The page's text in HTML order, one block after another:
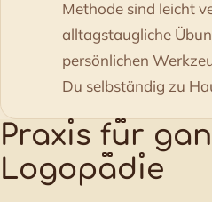
Methode sind leicht
alltagstaugliche
persönlichen
Du selbständig zu
Praxıs fur
Logopadıe